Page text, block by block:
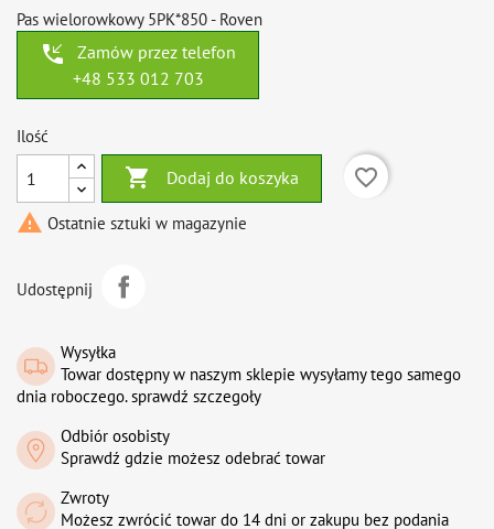
Pas wielorowkowy 5PK*850 - Roven
phone_callback
Zamów przez telefon
+48 533 012 703
Ilość
 Dodaj do koszyka
favorite_border
 Ostatnie sztuki w magazynie
Udostępnij
Wysyłka
Towar dostępny w naszym sklepie wysyłamy tego samego
dnia roboczego. sprawdź szczegoły
Odbiór osobisty
Sprawdź gdzie możesz odebrać towar
Zwroty
Możesz zwrócić towar do 14 dni or zakupu bez podania